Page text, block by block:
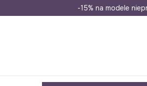
Wysyłka nawet w 24h
-15% na modele